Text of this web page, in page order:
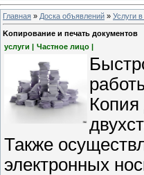
Главная » Доска объявлений » Услуги
Kопирование и печать документов
услуги | Частное лицо |
Также
электронных